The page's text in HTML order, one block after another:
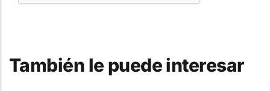
También le puede interesar